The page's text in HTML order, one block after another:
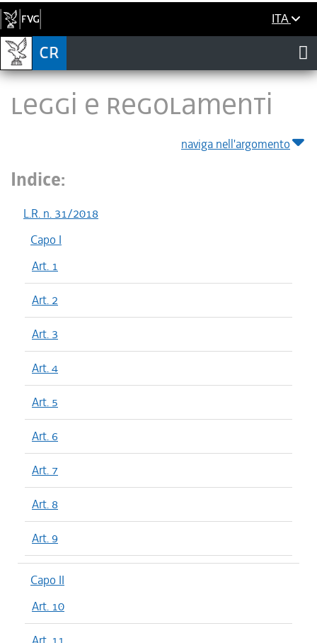
ITA
LEGGI E REGOLAMENTI
naviga nell'argomento
Indice:
L.R. n. 31/2018
Capo I
Art. 1
Art. 2
Art. 3
Art. 4
Art. 5
Art. 6
Art. 7
Art. 8
Art. 9
Capo II
Art. 10